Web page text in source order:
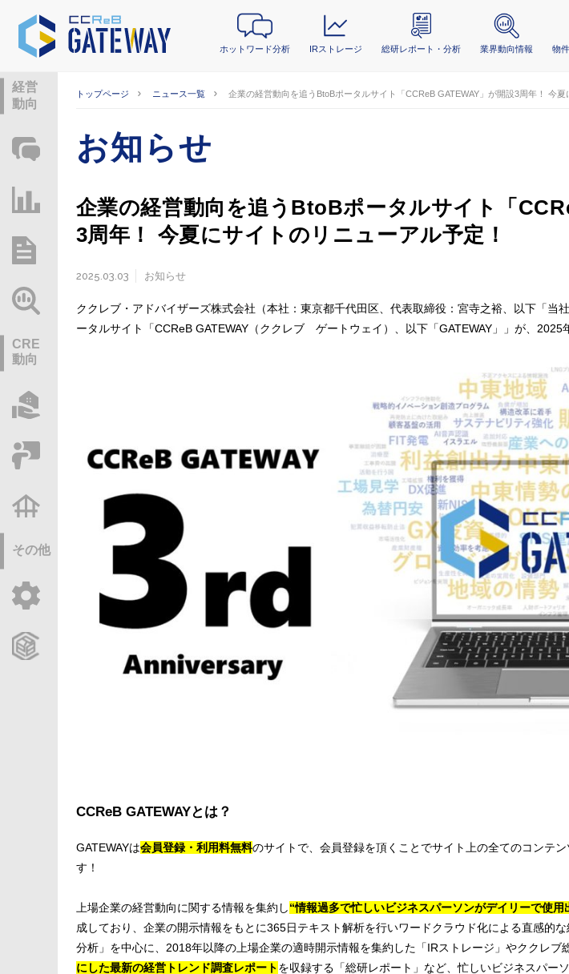
ホットワード分析 IRストレージ 総研レポート・分析 業界動向情報 物
経営
動向
ホットワード分析
IRストレージ
総研レポート・分析
業界動向情報
CRE
動向
セミナー・研修
不動産基礎調査
その他
ご利用ガイド
トップページ ニュース一覧 企業の経営動向を追うBtoBポータルサイト「CCReB GATEWAY」が開設3周年！ 今夏
お知らせ
企業の経営動向を追うBtoBポータルサイト「
3周年！ 今夏にサイトのリニューアル予定！
2025.03.03 お知らせ
ククレブ・アドバイザーズ株式会社（本社：東京都千代田区、代表取締役：宮寺之裕、以下「当
ータルサイト「CCReB GATEWAY（ククレブ ゲートウェイ）、以下「GATEWAY」」が、2025
CCReB GATEWAYとは？
GATEWAYは会員登録・利用料無料のサイトで、会員登録を頂くことでサイト上の全てのコンテン
す！
上場企業の経営動向に関する情報を集約し“情報過多で忙しいビジネスパーソンがデイリーで使用
成しており、企業の開示情報をもとに365日テキスト解析を行いワードクラウド化による直感的
分析」を中心に、2018年以降の上場企業の適時開示情報を集約した「IRストレージ」やククレブ
にした最新の経営トレンド調査レポートを収録する「総研レポート」など、忙しいビジネスパー